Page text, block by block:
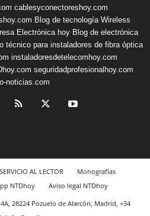
cablesyconectoreshoy.com
Blog de tecnología Wireless
Electrónica hoy Blog de electrónica
técnico para instaladores de fibra óptica
instaladoresdetelecomhoy.com
seguridadprofesionalhoy.com
noticias.com
SERVICIO AL LECTOR
Monografías
NTDhoy
Aviso legal NTDhoy
28224 Pozuelo de Alarcón, Madrid, +34